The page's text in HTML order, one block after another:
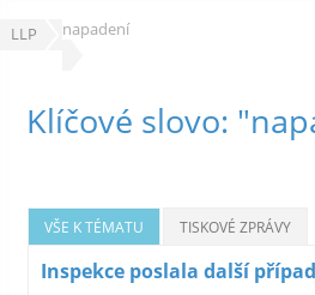
LLP napadení
Klíčové slovo:
VŠE K TÉMATU TISKOVÉ ZPRÁVY
Inspekce poslala další